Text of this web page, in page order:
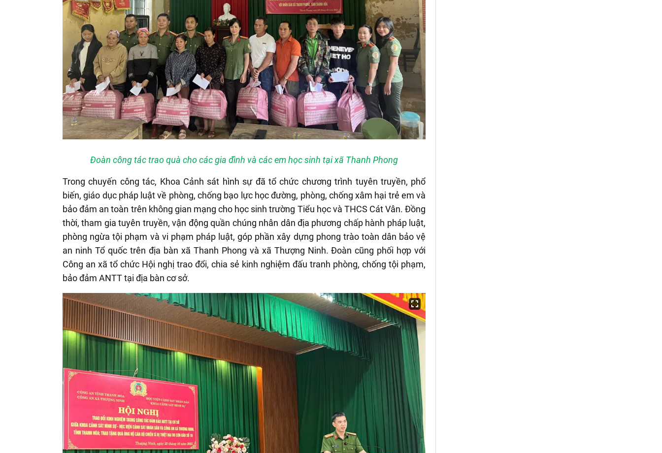
Đoàn công tác trao quà cho các gia đình và các em học sinh tại xã Thanh Phong
Trong chuyến công tác, Khoa Cảnh sát hình sự đã tổ chức chương trình tuyên truyền, phổ
biến, giáo dục pháp luật về phòng, chống bạo lực học đường, phòng, chống xâm hại trẻ em và
bảo đảm an toàn trên không gian mạng cho học sinh trường Tiểu học và THCS Cát Vân. Đồng
thời, tham gia tuyên truyền, vận động quần chúng nhân dân địa phương chấp hành pháp luật,
phòng ngừa tội phạm và vi phạm pháp luật, góp phần xây dựng phong trào toàn dân bảo vệ
an ninh Tổ quốc trên địa bàn xã Thanh Phong và xã Thượng Ninh. Đoàn cũng phối hợp với
Công an xã tổ chức Hội nghị trao đổi, chia sẻ kinh nghiệm đấu tranh phòng, chống tội phạm,
bảo đảm ANTT tại địa bàn cơ sở.